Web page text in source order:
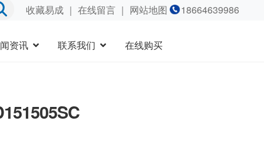
收藏易成｜ 在线留言｜ 网站地图 18664639986
资讯 联系我们 在线购买